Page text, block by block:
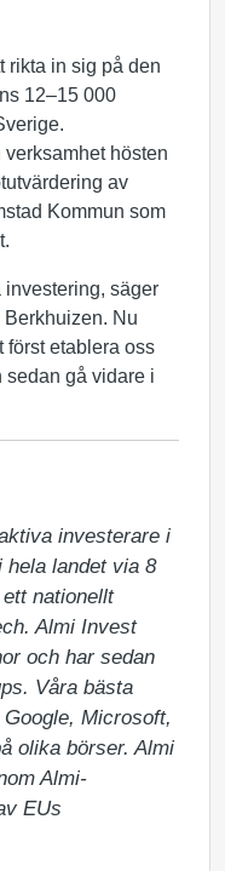
rikta in sig på den
12–15 000
.
hösten
av
Kommun som
säger
Nu
först etablera oss
sedan gå vidare i
investerare i
landet via 8
nationellt
Almi Invest
och har sedan
Våra bästa
Microsoft,
olika börser. Almi
Almi-
EUs